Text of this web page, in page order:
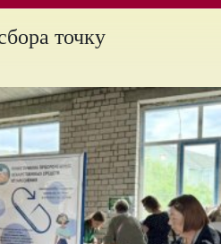
точку